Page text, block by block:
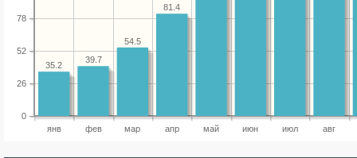
янв фев мар апр май июн июл авг
0
26
52
78
81.4
54.5
39.7
35.2